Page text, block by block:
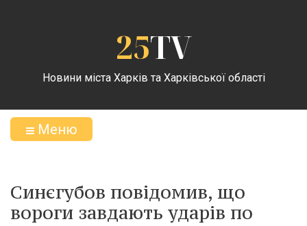
25TV
Новини міста Харків та Харківської області
Меню
Синєгубов повідомив, що
вороги завдають ударів по